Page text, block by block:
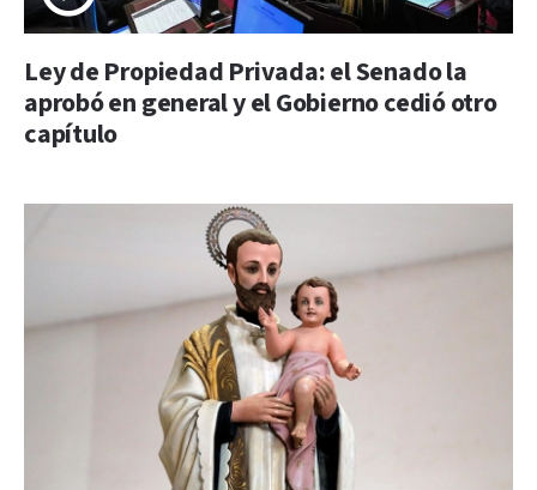
Ley de Propiedad Privada: el Senado la
aprobó en general y el Gobierno cedió otro
capítulo